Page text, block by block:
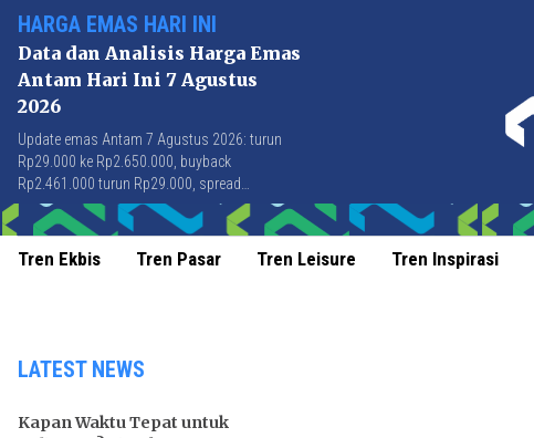
HARGA EMAS HARI INI
Data dan Analisis Harga Emas
Antam Hari Ini 7 Agustus
2026
Update emas Antam 7 Agustus 2026: turun
Rp29.000 ke Rp2.650.000, buyback
Rp2.461.000 turun Rp29.000, spread
Rp189.000 stabil di level terbaik sejak April
2026.
Tren Ekbis Tren Pasar Tren Leisure Tren Inspirasi
LATEST NEWS
Kapan Waktu Tepat untuk